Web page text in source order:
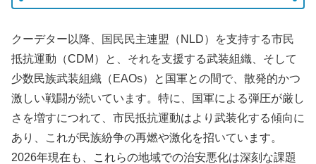
クーデター以降、国民民主連盟（NLD）を支持する市民
抵抗運動（CDM）と、それを支援する武装組織、そして
少数民族武装組織（EAOs）と国軍との間で、散発的かつ
激しい戦闘が続いています。特に、国軍による弾圧が厳し
さを増すにつれて、市民抵抗運動はより武装化する傾向に
あり、これが民族紛争の再燃や激化を招いています。
2026年現在も、これらの地域での治安悪化は深刻な課題